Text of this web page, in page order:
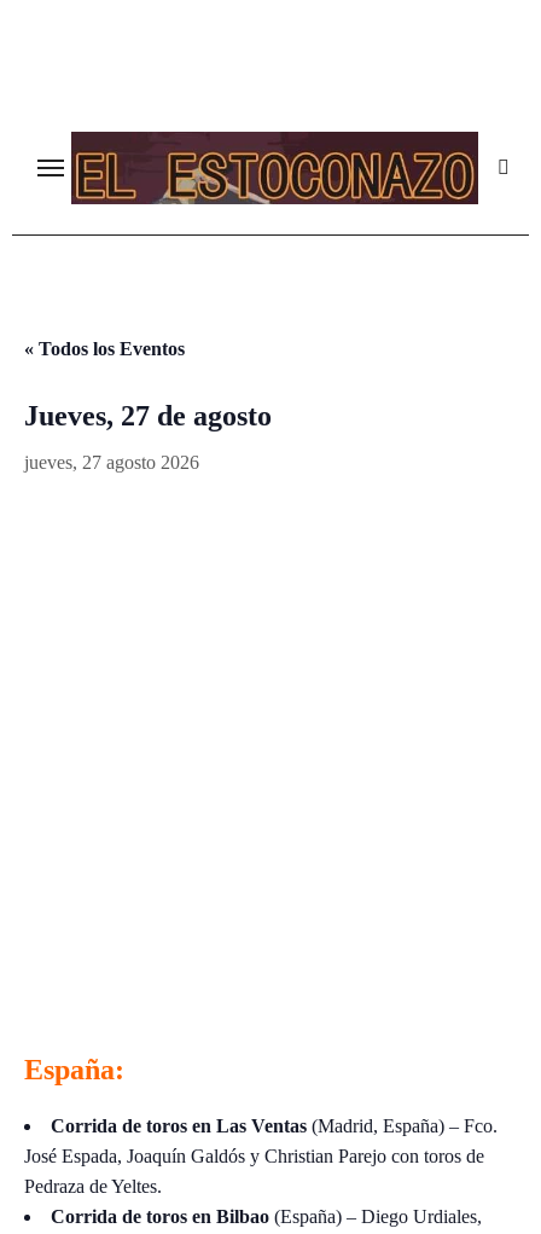
« Todos los Eventos
Jueves, 27 de agosto
jueves, 27 agosto 2026
España:
Corrida de toros en Las Ventas (Madrid, España) – Fco.
José Espada, Joaquín Galdós y Christian Parejo con toros de
Pedraza de Yeltes.
Corrida de toros en Bilbao (España) – Diego Urdiales,